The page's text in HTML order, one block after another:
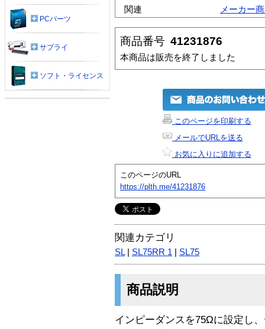
関連
メーカー
商品番号 41231876
本商品は販売を終了しました
このページを印刷する
メールでURLを送る
お気に入りに追加する
このページのURL
https://plth.me/41231876
関連カテゴリ
SL| SL75RR 1 SL75
商品説明
インピーダンスを75Ωに設定し
PCパーツ
サプライ
ソフト・ライセンス